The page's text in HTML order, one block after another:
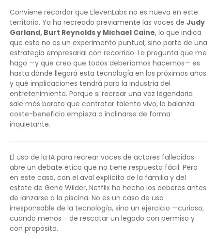
Conviene recordar que ElevenLabs no es nueva en este
territorio. Ya ha recreado previamente las voces de Judy
Garland, Burt Reynolds y Michael Caine, lo que indica
que esto no es un experimento puntual, sino parte de una
estrategia empresarial con recorrido. La pregunta que me
hago —y que creo que todos deberíamos hacernos— es
hasta dónde llegará esta tecnología en los próximos años
y qué implicaciones tendrá para la industria del
entretenimiento. Porque si recrear una voz legendaria
sale más barato que contratar talento vivo, la balanza
coste-beneficio empieza a inclinarse de forma
inquietante.
El uso de la IA para recrear voces de actores fallecidos
abre un debate ético que no tiene respuesta fácil. Pero
en este caso, con el aval explícito de la familia y del
estate de Gene Wilder, Netflix ha hecho los deberes antes
de lanzarse a la piscina. No es un caso de uso
irresponsable de la tecnología, sino un ejercicio —curioso,
cuando menos— de rescatar un legado con permiso y
con propósito.